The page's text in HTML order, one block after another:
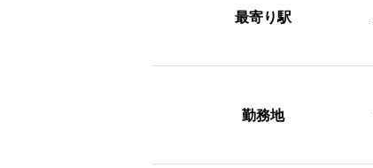
最寄り駅
勤務地